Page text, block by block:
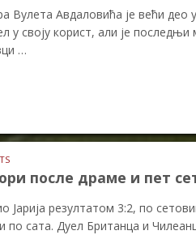
Вулета Авдаловића је већи део
у своју корист, али је
…
после драме и пет
Јарија резултатом 3:2, по
по сата. Дуел Британца и